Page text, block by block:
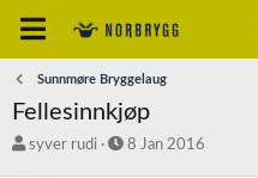
Sunnmøre Bryggelaug
Fellesinnkjøp
T
syver rudi
S
8 Jan 2016